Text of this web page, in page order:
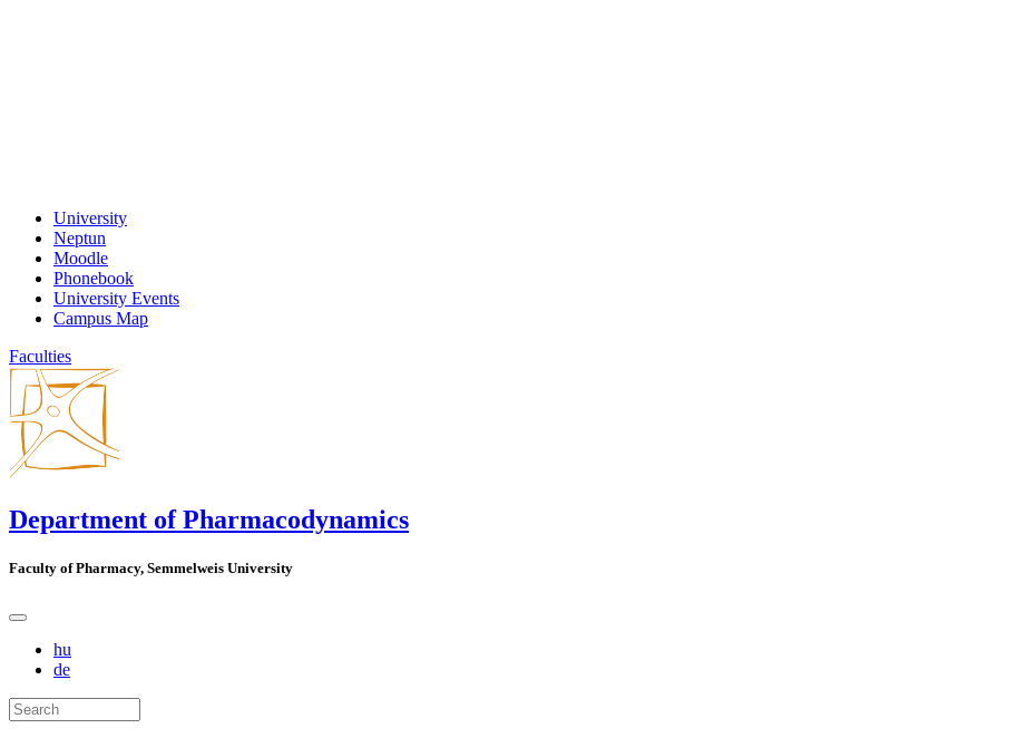
University
Neptun
Moodle
Phonebook
University Events
Campus Map
Faculties
Department of Pharmacodynamics
Faculty of Pharmacy, Semmelweis University
hu
de